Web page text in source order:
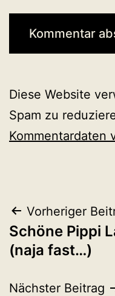
Diese Website
Spam zu
Kommentardaten
Vorheriger
Schöne Pippi
(naja fast…)
Nächster Beitrag